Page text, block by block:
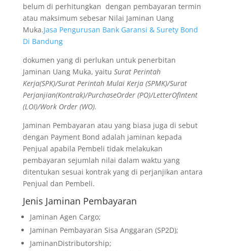
belum di perhitungkan dengan pembayaran termin
atau maksimum sebesar Nilai Jaminan Uang
Muka.Jasa Pengurusan Bank Garansi & Surety Bond
Di Bandung
dokumen yang di perlukan untuk penerbitan
Jaminan Uang Muka, yaitu Surat Perintah
Kerja(SPK)/Surat Perintah Mulai Kerja (SPMK)/Surat
Perjanjian(Kontrak)/PurchaseOrder (PO)/LetterOfIntent
(LOI)/Work Order (WO).
Jaminan Pembayaran atau yang biasa juga di sebut
dengan Payment Bond adalah jaminan kepada
Penjual apabila Pembeli tidak melakukan
pembayaran sejumlah nilai dalam waktu yang
ditentukan sesuai kontrak yang di perjanjikan antara
Penjual dan Pembeli.
Jenis Jaminan Pembayaran
Jaminan Agen Cargo;
Jaminan Pembayaran Sisa Anggaran (SP2D);
JaminanDistributorship;